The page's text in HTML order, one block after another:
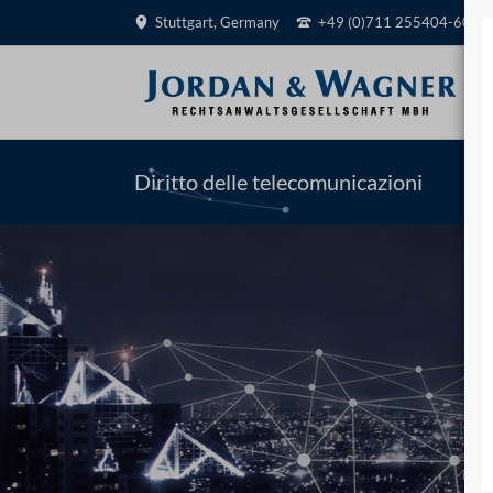
Stuttgart, Germany +49 (0)711 255404-60
Diritto delle telecomunicazioni